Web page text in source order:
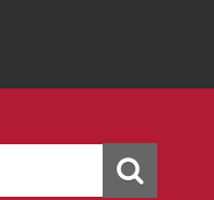
Cerca
nel